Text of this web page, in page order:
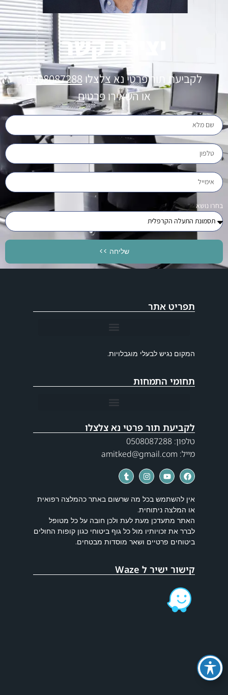
יצירת קשר
לקביעת תור פרטי נא צלצלו0508087288
או השאירו פרטים
בחרו נושא
שליחה >>
תפריט אתר
המקום נגיש לבעלי מוגבלויות.
תחומי התמחות
לקביעת תור פרטי נא צלצלו
טלפון: 0508087288
מייל: amitked@gmail.com
אין להשתמש בכל מה שרשום באתר כהמלצה רפואית
או המלצה ניתוחית.
האתר מתעדכן מעת לעת ולכן חובה על כל מטופל
לברר את זכויותיו מול כל גוף ביטוחי כגון קופות החולים
ביטוחים פרטיים ושאר מוסדות מבטחים.
קישור ישיר ל Waze